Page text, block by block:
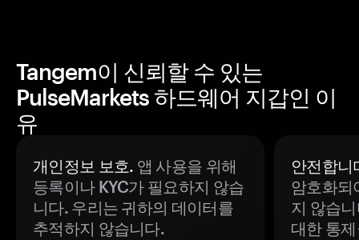
Tangem이 신뢰할 수 있는
PulseMarkets 하드웨어 지갑인 이
유
개인정보 보호. 앱 사용을 위해
등록이나 KYC가 필요하지 않습
니다. 우리는 귀하의 데이터를
추적하지 않습니다.
안전합니
암호화되
지 않습
대한 통